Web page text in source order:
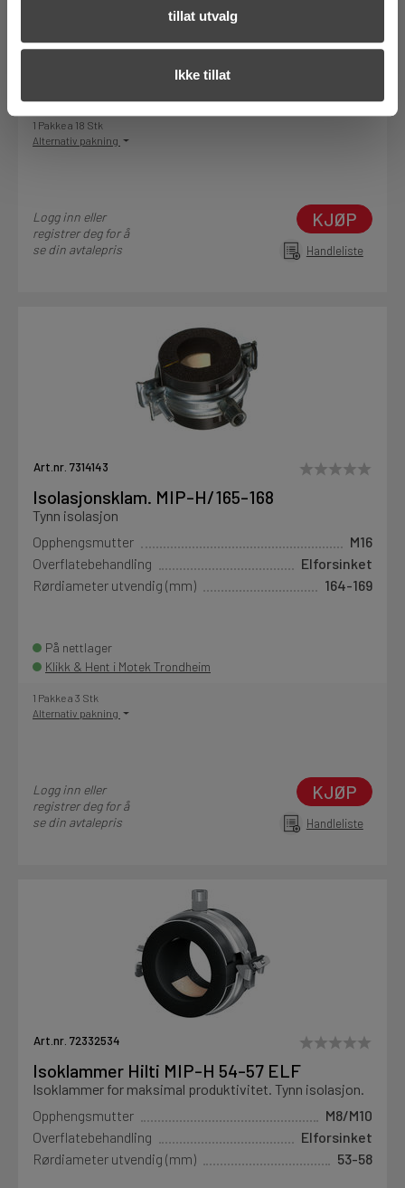
tillat utvalg
Ikke tillat
Rørdiameter utvendig (mm)
1 Pakke a 18 Stk
Alternativ pakning
Logg inn eller
registrer deg for å
se din avtalepris
KJØP
Handleliste
Art.nr. 7314143
Isolasjonsklam. MIP-H/165-168
Tynn isolasjon
Opphengsmutter
M16
Overflatebehandling
Elforsinket
Rørdiameter utvendig (mm)
164-169
På nettlager
Klikk & Hent i Motek Trondheim
1 Pakke a 3 Stk
Alternativ pakning
Logg inn eller
registrer deg for å
se din avtalepris
KJØP
Handleliste
Art.nr. 72332534
Isoklammer Hilti MIP-H 54-57 ELF
Isoklammer for maksimal produktivitet. Tynn isolasjon.
Opphengsmutter
M8/M10
Overflatebehandling
Elforsinket
Rørdiameter utvendig (mm)
53-58